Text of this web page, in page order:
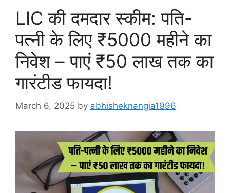
LIC की दमदार स्कीम: पति-
पत्नी के लिए ₹5000 महीने का
निवेश – पाएं ₹50 लाख तक का
गारंटीड फायदा!
March 6, 2025 by abhisheknangia1996